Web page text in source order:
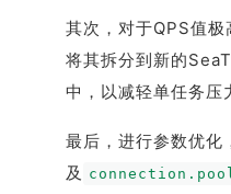
其次，对于QPS值极
将其拆分到新的
中，以减轻单任务压
最后，进行参数优化
及